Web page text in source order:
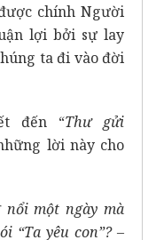
chính Người
lợi bởi sự lay
ta đi vào đời
đến “Thư gửi
lời này cho
nổi một ngày mà
“Ta yêu con”? –